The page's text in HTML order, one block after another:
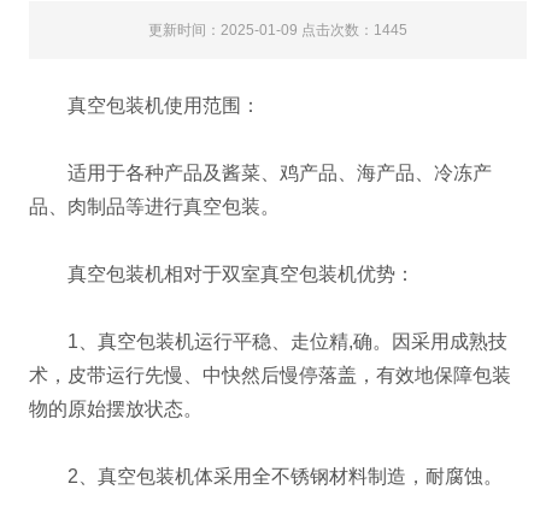
更新时间：2025-01-09 点击次数：1445
真空包装机使用范围：
适用于各种产品及酱菜、鸡产品、海产品、冷冻产
品、肉制品等进行真空包装。
真空包装机相对于双室真空包装机优势：
1、真空包装机运行平稳、走位精,确。因采用成熟技
术，皮带运行先慢、中快然后慢停落盖，有效地保障包装
物的原始摆放状态。
2、真空包装机体采用全不锈钢材料制造，耐腐蚀。